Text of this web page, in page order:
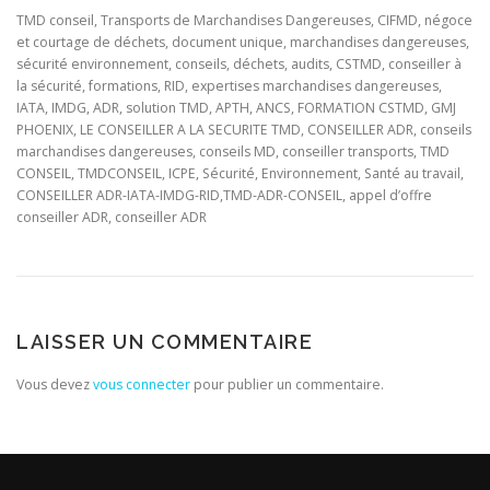
TMD conseil, Transports de Marchandises Dangereuses, CIFMD, négoce
et courtage de déchets, document unique, marchandises dangereuses,
sécurité environnement, conseils, déchets, audits, CSTMD, conseiller à
la sécurité, formations, RID, expertises marchandises dangereuses,
IATA, IMDG, ADR, solution TMD, APTH, ANCS, FORMATION CSTMD, GMJ
PHOENIX, LE CONSEILLER A LA SECURITE TMD, CONSEILLER ADR, conseils
marchandises dangereuses, conseils MD, conseiller transports, TMD
CONSEIL, TMDCONSEIL, ICPE, Sécurité, Environnement, Santé au travail,
CONSEILLER ADR-IATA-IMDG-RID,TMD-ADR-CONSEIL, appel d’offre
conseiller ADR, conseiller ADR
LAISSER UN COMMENTAIRE
Vous devezvous connecter pour publier un commentaire.